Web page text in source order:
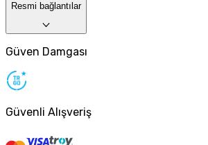
Resmi bağlantılar
Güven Damgası
Güvenli Alışveriş